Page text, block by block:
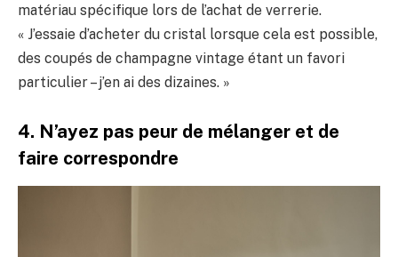
matériau spécifique lors de l’achat de verrerie.
« J’essaie d’acheter du cristal lorsque cela est possible,
des coupés de champagne vintage étant un favori
particulier – j’en ai des dizaines. »
4. N’ayez pas peur de mélanger et de
faire correspondre